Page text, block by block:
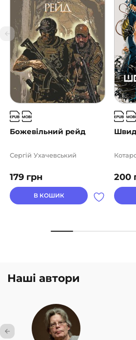
Божевільний рейд
179 грн
Сергій Ухачевський
В КОШИК
200
Наші автори